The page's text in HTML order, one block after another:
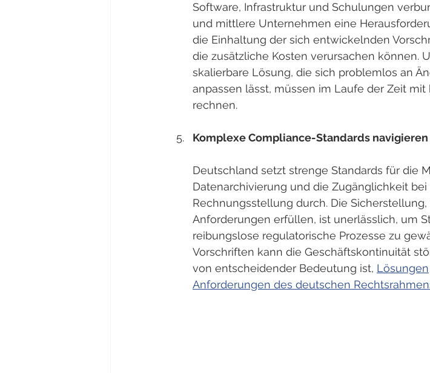
Software, Infrastruktur und Schulungen
und mittlere Unternehmen eine
die Einhaltung der sich entwickelnden
die zusätzliche Kosten verursachen können.
skalierbare Lösung, die sich problemlos an
anpassen lässt, müssen im Laufe der Zeit
rechnen.
Komplexe Compliance-Standards navigieren
Deutschland setzt strenge Standards für die
Datenarchivierung und die Zugänglichkeit
Rechnungsstellung durch. Die
Anforderungen erfüllen, ist unerlässlich, um
reibungslose regulatorische Prozesse zu
Vorschriften kann die Geschäftskontinuität
von entscheidender Bedeutung ist, Lösungen
Anforderungen des deutschen